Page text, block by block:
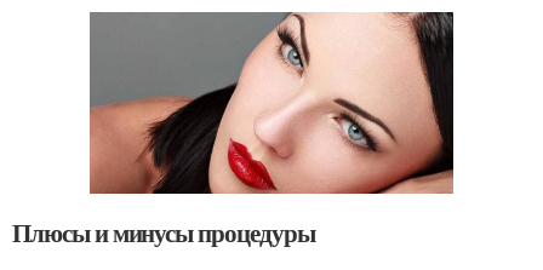
Плюсы и минусы процедуры